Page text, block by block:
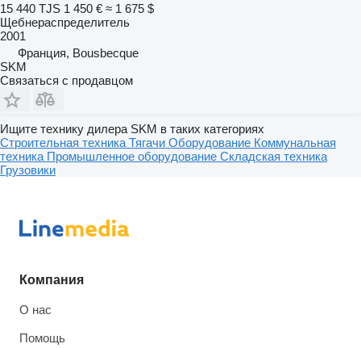
15 440 TJS 1 450 € ≈ 1 675 $
Щебнераспределитель
2001
Франция, Bousbecque
SKM
Связаться с продавцом
Ищите технику дилера SKM в таких категориях
Строительная техника Тягачи Оборудование Коммунальная
техника Промышленное оборудование Складская техника
Грузовики
Компания
О нас
Помощь